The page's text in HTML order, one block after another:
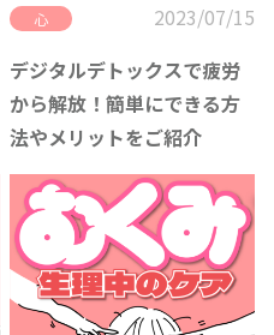
心
2023/07/15
デジタルデトックスで疲労
から解放！簡単にできる方
法やメリットをご紹介